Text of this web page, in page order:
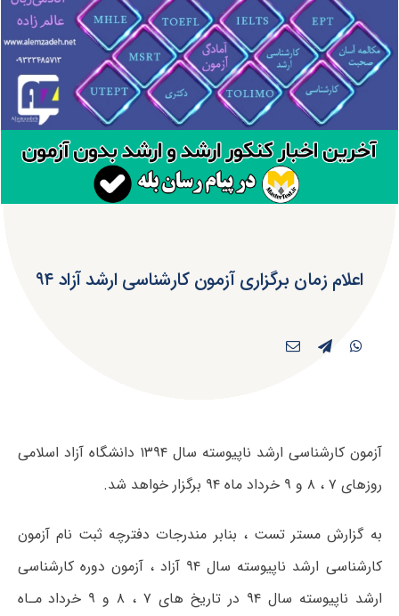
اعلام زمان برگزاری آزمون کارشناسی ارشد آزاد ۹۴
آزمون کارشناسی ارشد ناپیوسته سال ۱۳۹۴ دانشگاه آزاد اسلامی
روزهای ۷ ، ۸ و ۹ خرداد ماه ۹۴ برگزار خواهد شد.
به گزارش مستر تست ، بنابر مندرجات دفترچه ثبت نام آزمون
کارشناسی ارشد ناپیوسته سال ۹۴ آزاد ، آزمون دوره کارشناسی
ارشد ناپیوسته سال ۹۴ در تاریخ های ۷ ، ۸ و ۹ خرداد مـاه